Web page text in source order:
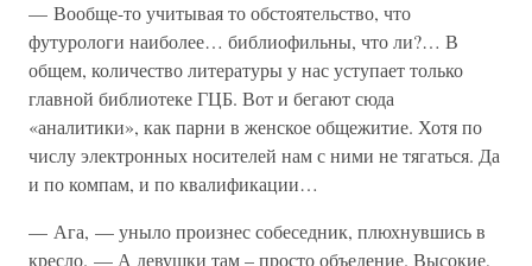
— Вообще-то учитывая то обстоятельство, что
футурологи наиболее… библиофильны, что ли?… В
общем, количество литературы у нас уступает только
главной библиотеке ГЦБ. Вот и бегают сюда
«аналитики», как парни в женское общежитие. Хотя по
числу электронных носителей нам с ними не тягаться. Да
и по компам, и по квалификации…
— Ага, — уныло произнес собеседник, плюхнувшись в
кресло. — А девушки там – просто объедение. Высокие,